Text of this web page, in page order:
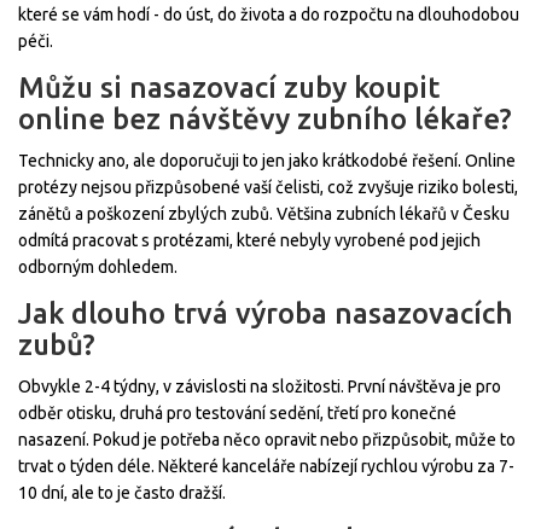
které se vám hodí - do úst, do života a do rozpočtu na dlouhodobou
péči.
Můžu si nasazovací zuby koupit
online bez návštěvy zubního lékaře?
Technicky ano, ale doporučuji to jen jako krátkodobé řešení. Online
protézy nejsou přizpůsobené vaší čelisti, což zvyšuje riziko bolesti,
zánětů a poškození zbylých zubů. Většina zubních lékařů v Česku
odmítá pracovat s protézami, které nebyly vyrobené pod jejich
odborným dohledem.
Jak dlouho trvá výroba nasazovacích
zubů?
Obvykle 2-4 týdny, v závislosti na složitosti. První návštěva je pro
odběr otisku, druhá pro testování sedění, třetí pro konečné
nasazení. Pokud je potřeba něco opravit nebo přizpůsobit, může to
trvat o týden déle. Některé kanceláře nabízejí rychlou výrobu za 7-
10 dní, ale to je často dražší.